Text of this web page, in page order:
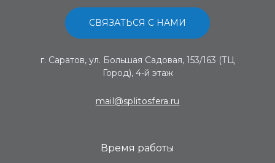
СВЯЗАТЬСЯ С НАМИ
г. Саратов, ул. Большая Садовая, 153/163 (ТЦ
Город), 4-й этаж
mail@splitosfera.ru
Время работы